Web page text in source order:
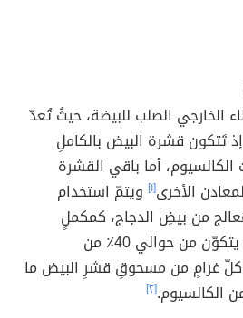
الخارجي الصلب للبيضة، حيثُ تُعدّ
تَتكون قشرة البيض بالكاملِ
الكالسيوم، أما باقي القشرة
الأخرى[١] ويتمّ استخدام
من بيضِ الدجاج، كمكملٍ
طبيعي للكالسيوم؛ لأنّه يتكوّن من حوالي 40٪ من
كلّ غرامٍ من مسحوقِ قشرِ البيض ما
[٢]